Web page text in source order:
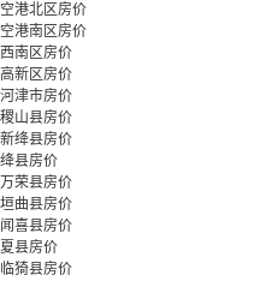
空港北区房价
空港南区房价
西南区房价
高新区房价
河津市房价
稷山县房价
新绛县房价
绛县房价
万荣县房价
垣曲县房价
闻喜县房价
夏县房价
临猗县房价